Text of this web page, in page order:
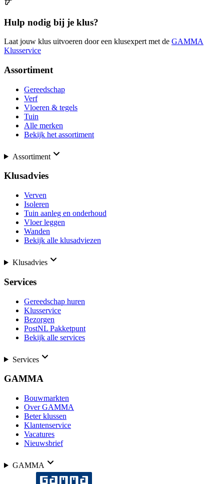
Hulp nodig bij je klus?
Laat jouw klus uitvoeren door een klusexpert met de GAMMA
Klusservice
Assortiment
Gereedschap
Verf
Vloeren & tegels
Tuin
Alle merken
Bekijk het assortiment
Assortiment
Klusadvies
Verven
Isoleren
Tuin aanleg en onderhoud
Vloer leggen
Wanden
Bekijk alle klusadviezen
Klusadvies
Services
Gereedschap huren
Klusservice
Bezorgen
PostNL Pakketpunt
Bekijk alle services
Services
GAMMA
Bouwmarkten
Over GAMMA
Beter klussen
Klantenservice
Vacatures
Nieuwsbrief
GAMMA